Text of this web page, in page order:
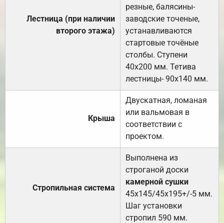
Лестница (при наличии
второго этажа)
резные, балясины-
заводские точеные,
устанавливаются
стартовые точёные
столбы. Ступени
40х200 мм. Тетива
лестницы- 90х140 мм.
Крыша
Двускатная, ломаная
или вальмовая в
соответствии с
проектом.
Стропильная система
Выполнена из
строганой доски
камерной сушки
45х145/45х195+/-5 мм.
Шаг установки
стропил 590 мм.